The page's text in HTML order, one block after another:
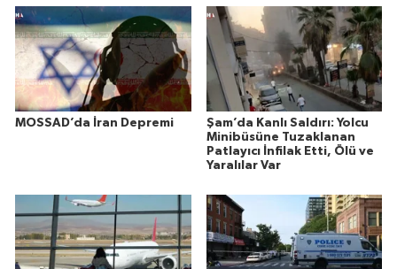
MOSSAD’da İran Depremi
Şam’da Kanlı Saldırı: Yolcu
Minibüsüne Tuzaklanan
Patlayıcı İnfilak Etti, Ölü ve
Yaralılar Var